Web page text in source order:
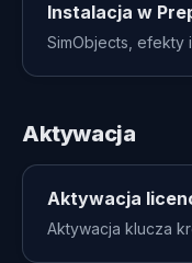
Instalacja w
SimObjects, efekty
Aktywacja
Aktywacja
Aktywacja klucza